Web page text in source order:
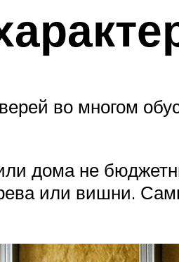
во многом
дома не
или вишни.